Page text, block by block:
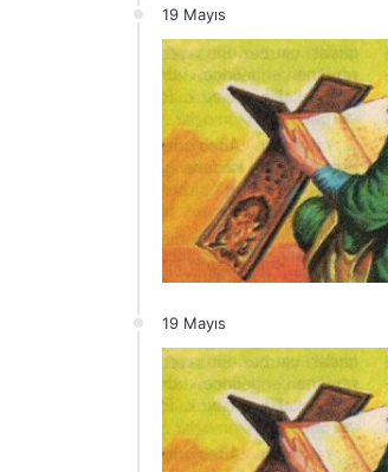
19 Mayıs
19 Mayıs